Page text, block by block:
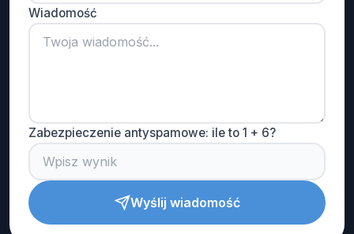
Wiadomość
Zabezpieczenie antyspamowe: ile to 1 + 6?
Wyślij wiadomość